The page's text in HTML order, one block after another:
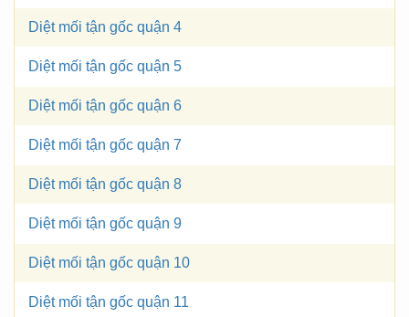
Diệt mối tận gốc quận 4
Diệt mối tận gốc quận 5
Diệt mối tận gốc quận 6
Diệt mối tận gốc quận 7
Diệt mối tận gốc quận 8
Diệt mối tận gốc quận 9
Diệt mối tận gốc quận 10
Diệt mối tận gốc quận 11